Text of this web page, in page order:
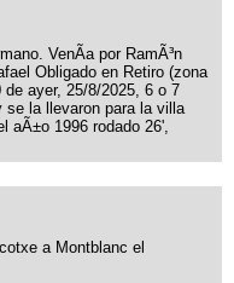
VenÃ­a por RamÃ³n
Obligado en Retiro (zona
ayer, 25/8/2025, 6 o 7
la llevaron para la villa
aÃ±o 1996 rodado 26',
a Montblanc el